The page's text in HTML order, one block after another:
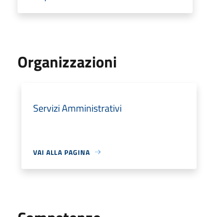
Organizzazioni
Servizi Amministrativi
VAI ALLA PAGINA